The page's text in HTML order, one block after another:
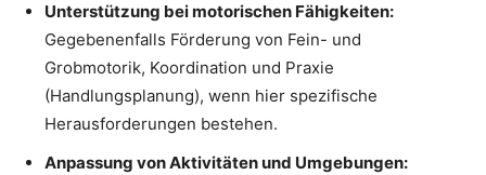
Unterstützung bei motorischen Fähigkeiten:
Gegebenenfalls Förderung von Fein- und
Grobmotorik, Koordination und Praxie
(Handlungsplanung), wenn hier spezifische
Herausforderungen bestehen.
Anpassung von Aktivitäten und Umgebungen: